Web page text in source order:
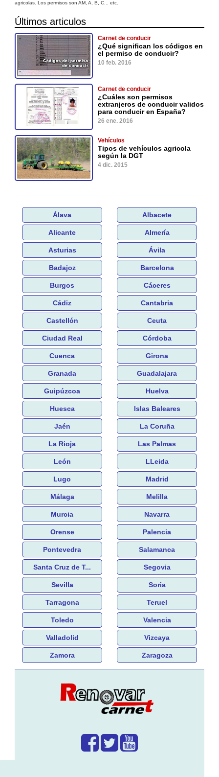
agricolas. Los permisos son AM, A, B, C... etc.
Últimos articulos
Carnet de conducir
¿Qué significan los códigos en
el permiso de conducir?
10 feb. 2016
Carnet de conducir
¿Cuáles son permisos
extranjeros de conducir validos
para conducir en España?
26 ene. 2016
Vehículos
Tipos de vehículos agricola
según la DGT
4 dic. 2015
Álava Albacete
Alicante Almería
Asturias Ávila
Badajoz Barcelona
Burgos Cáceres
Cádiz Cantabria
Castellón Ceuta
Ciudad Real Córdoba
Cuenca Girona
Granada Guadalajara
Guipúzcoa Huelva
Huesca Islas Baleares
Jaén La Coruña
La Rioja Las Palmas
León LLeida
Lugo Madrid
Málaga Melilla
Murcia Navarra
Orense Palencia
Pontevedra Salamanca
Santa Cruz de T... Segovia
Sevilla Soria
Tarragona Teruel
Toledo Valencia
Valladolid Vizcaya
Zamora Zaragoza